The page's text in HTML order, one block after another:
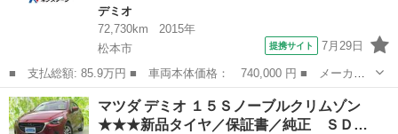
デミオ
72,730km
2015年
松本市
提携サイト 7月29日
■ 支払総額: 85.9万円 ■ 車両本体価格： 740,000 円 ■ メーカー
名： マツダ ■ 車種名： デミオ ■ グレード名： ＸＤツーリン
グ メーカーナビ 衝突軽減 クルコン Ｂｌｕｅｔｏｏｔｈ ＬＥ
Ｄヘッド フ...
長野 松本市 デミオ
マツダ デミオ １５Ｓノーブルクリムゾン
★★★新品タイヤ／保証書／純正 ＳＤ…